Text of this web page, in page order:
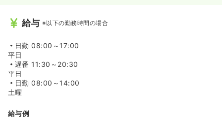
給与 ※以下の勤務時間の場合
日勤 08:00～17:00
平日
遅番 11:30～20:30
平日
日勤 08:00～14:00
土曜
給与例